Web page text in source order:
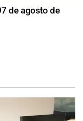
de agosto de